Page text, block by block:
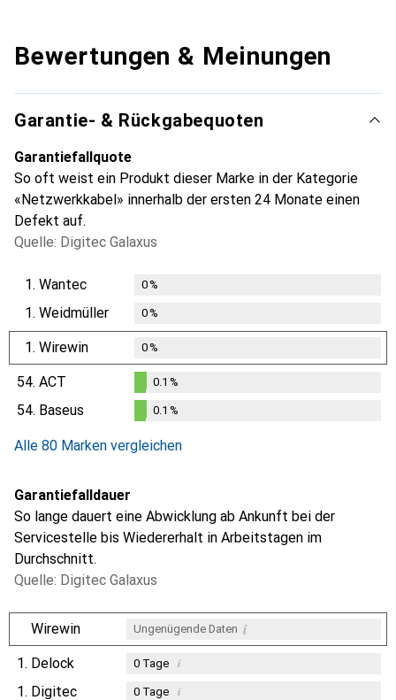
Bewertungen & Meinungen
Garantie- & Rückgabequoten
Garantiefallquote
So oft weist ein Produkt dieser Marke in der Kategorie
«Netzwerkkabel» innerhalb der ersten 24 Monate einen
Defekt auf.
Quelle: Digitec Galaxus
1. Wantec 0%
1. Weidmüller 0%
1. Wirewin 0%
54. ACT
%
0.1 %
54. Baseus 0.1 %
Alle 80 Marken vergleichen
Garantiefalldauer
So lange dauert eine Abwicklung ab Ankunft bei der
Servicestelle bis Wiedererhalt in Arbeitstagen im
Durchschnitt.
Quelle: Digitec Galaxus
Wirewin Ungenügende Daten i
1. Delock 0Tage i
1. Digitec 0Tage i